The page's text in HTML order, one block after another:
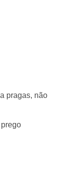
pragas, não